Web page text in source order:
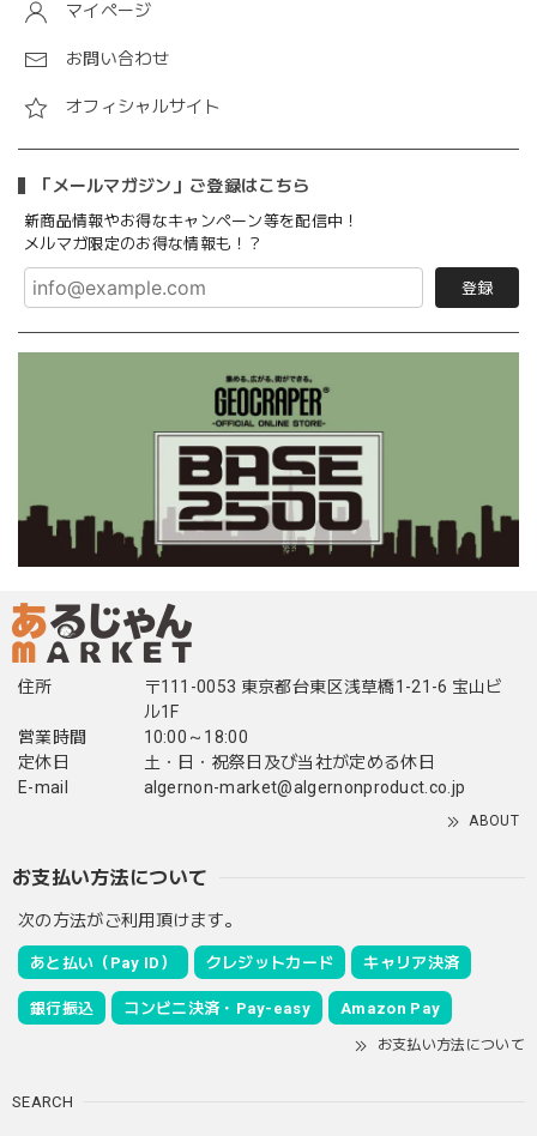
マイページ
お問い合わせ
オフィシャルサイト
「メールマガジン」ご登録はこちら
新商品情報やお得なキャンペーン等を配信中！
メルマガ限定のお得な情報も！？
登録
住所
〒111-0053 東京都台東区浅草橋1-21-6 宝山ビ
ル1F
営業時間
10:00～18:00
定休日
土・日・祝祭日及び当社が定める休日
E-mail
algernon-market@algernonproduct.co.jp
ABOUT
お支払い方法について
次の方法がご利用頂けます。
あと払い（Pay ID） クレジットカード キャリア決済
銀行振込 コンビニ決済・Pay-easy Amazon Pay
お支払い方法について
SEARCH